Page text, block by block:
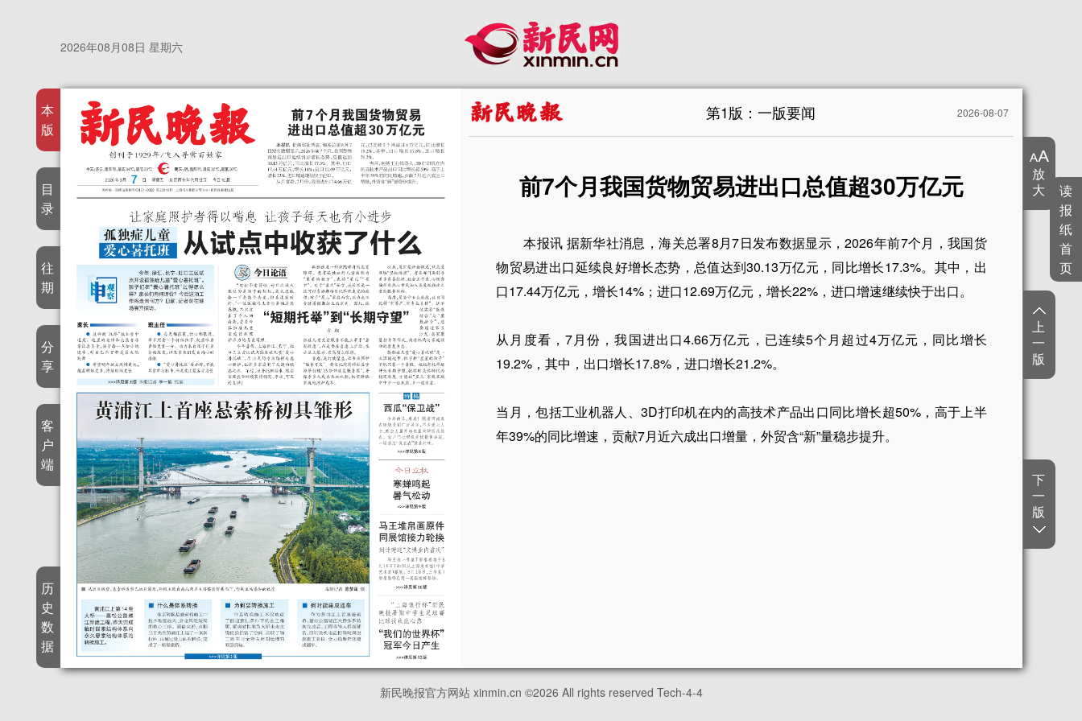
2026年08月08日 星期六
本
版
目
录
往
期
分
享
客
户
端
历
史
数
据
第1版：一版要闻 2026-08-07
前7个月我国货物贸易进出口总值超30万亿元
本报讯 据新华社消息，海关总署8月7日发布数据显示，2026年前7个月，我国货
物贸易进出口延续良好增长态势，总值达到30.13万亿元，同比增长17.3%。其中，出
口17.44万亿元，增长14%；进口12.69万亿元，增长22%，进口增速继续快于出口。
从月度看，7月份，我国进出口4.66万亿元，已连续5个月超过4万亿元，同比增长
19.2%，其中，出口增长17.8%，进口增长21.2%。
当月，包括工业机器人、3D打印机在内的高技术产品出口同比增长超50%，高于上半
年39%的同比增速，贡献7月近六成出口增量，外贸含“新”量稳步提升。
放
大
上
一
版
下
一
版
新民晚报官方网站 xinmin.cn ©2026 All rights reserved Tech-4-4
读
报
纸
首
页